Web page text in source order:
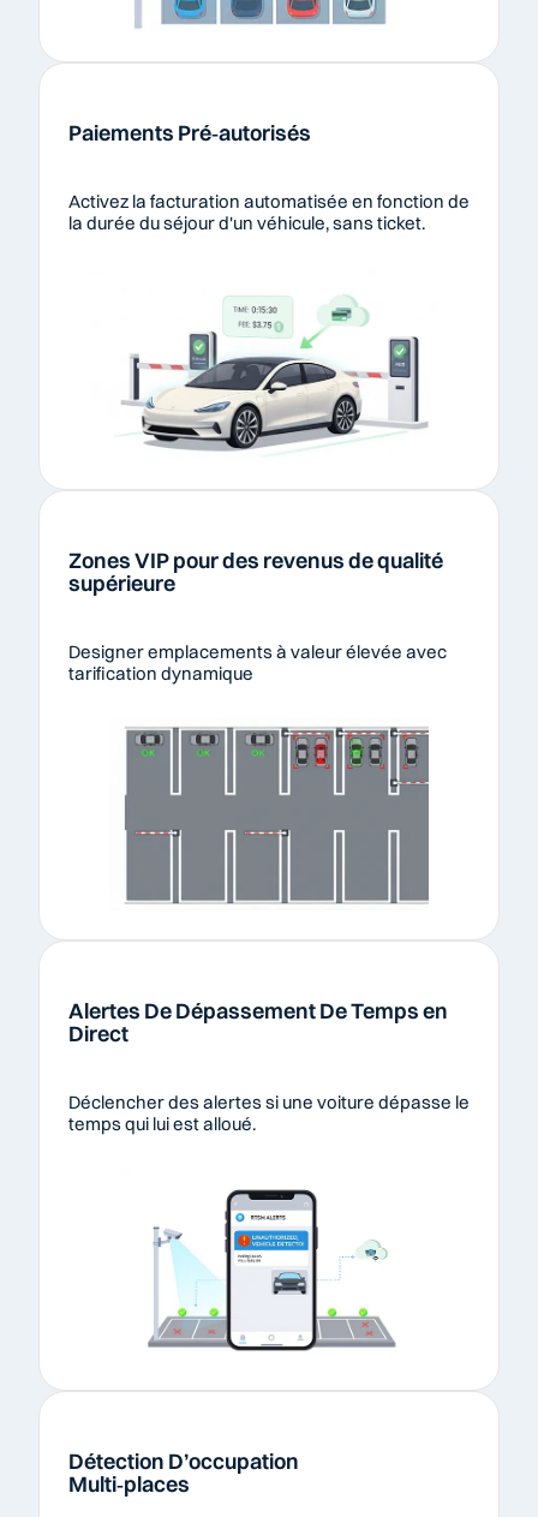
Paiements Pré‑autorisés
Activez la facturation automatisée en fonction de
la durée du séjour d'un véhicule, sans ticket.
Zones VIP pour des revenus de qualité
supérieure
Designer emplacements à valeur élevée avec
tarification dynamique
Alertes De Dépassement De Temps en
Direct
Déclencher des alertes si une voiture dépasse le
temps qui lui est alloué.
Détection D’occupation
Multi‑places